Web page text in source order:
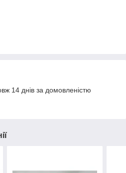
14 днів за домовленістю